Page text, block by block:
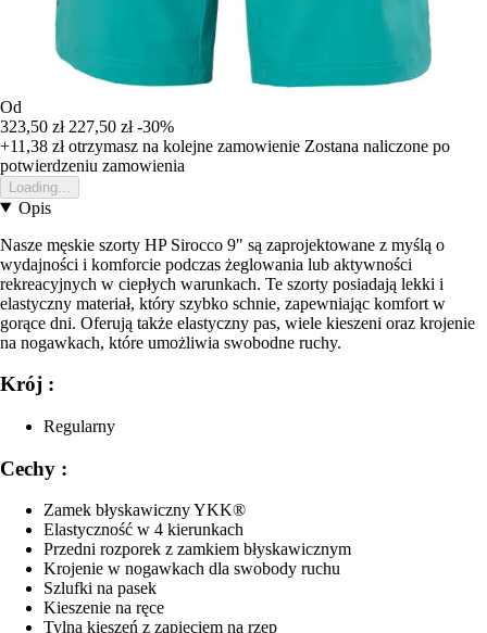
Od
323,50 zł 227,50 zł -30%
+11,38 złotrzymasz na kolejne zamowienie Zostana naliczone po
potwierdzeniu zamowienia
Loading...
Opis
Nasze męskie szorty HP Sirocco 9" są zaprojektowane z myślą o
wydajności i komforcie podczas żeglowania lub aktywności
rekreacyjnych w ciepłych warunkach. Te szorty posiadają lekki i
elastyczny materiał, który szybko schnie, zapewniając komfort w
gorące dni. Oferują także elastyczny pas, wiele kieszeni oraz krojenie
na nogawkach, które umożliwia swobodne ruchy.
Krój :
Regularny
Cechy :
Zamek błyskawiczny YKK®
Elastyczność w 4 kierunkach
Przedni rozporek z zamkiem błyskawicznym
Krojenie w nogawkach dla swobody ruchu
Szlufki na pasek
Kieszenie na ręce
Tylna kieszeń z zapięciem na rzep